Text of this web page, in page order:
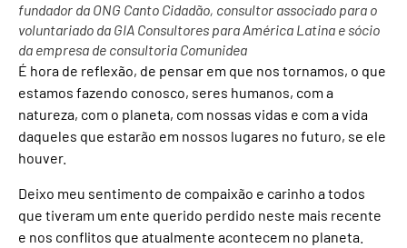
fundador da ONG Canto Cidadão, consultor associado para o
voluntariado da GIA Consultores para América Latina e sócio
da empresa de consultoria Comunidea
É hora de reflexão, de pensar em que nos tornamos, o que
estamos fazendo conosco, seres humanos, com a
natureza, com o planeta, com nossas vidas e com a vida
daqueles que estarão em nossos lugares no futuro, se ele
houver.
Deixo meu sentimento de compaixão e carinho a todos
que tiveram um ente querido perdido neste mais recente
e nos conflitos que atualmente acontecem no planeta.